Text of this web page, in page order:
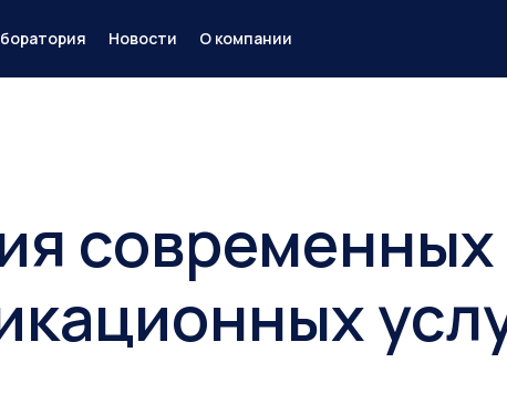
Новости О компании
современных